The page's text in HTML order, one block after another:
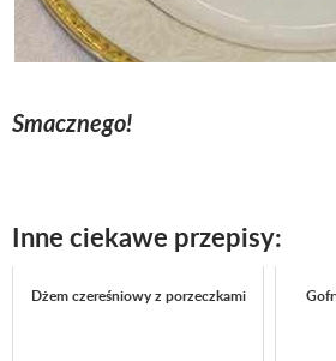
Smacznego!
Inne ciekawe przepisy:
Dżem czereśniowy z porzeczkami